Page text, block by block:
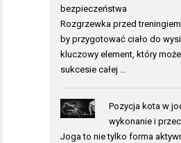
bezpieczeństwa
Rozgrzewka przed
by przygotować ciało do
kluczowy element, który
sukcesie całej …
Pozycja kota w
wykonanie i
Joga to nie tylko forma